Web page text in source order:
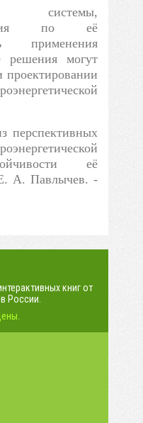
системы,
по её
применения
решения могут
проектировании
перспективных
её
А. Павлычев. -
книг от
России.